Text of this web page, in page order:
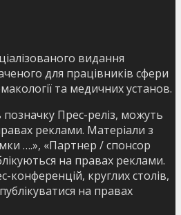
видання
для працівників сфери
та медичних установ.
Прес-реліз, можуть
реклами. Матеріали з
….», «Партнер / спонсор
на правах реклами.
конференцій, круглих столів,
на правах